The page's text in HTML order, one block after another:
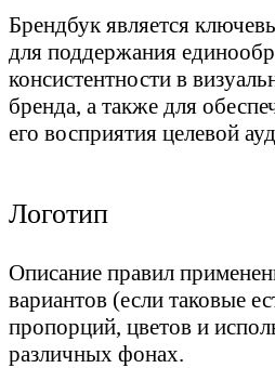
Брендбук является
для поддержания
консистентности в
бренда, а также для
его восприятия целевой
Логотип
Описание правил
вариантов (если таковые
пропорций, цветов и
различных фонах.